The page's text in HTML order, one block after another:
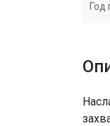
Год